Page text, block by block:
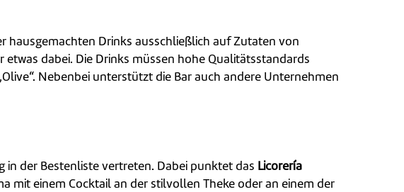
hausgemachten Drinks ausschließlich auf Zutaten von
dabei. Die Drinks müssen hohe Qualitätsstandards
Nebenbei unterstützt die Bar auch andere Unternehmen
in der Bestenliste vertreten. Dabei punktet das Licorería
mit einem Cocktail an der stilvollen Theke oder an einem der